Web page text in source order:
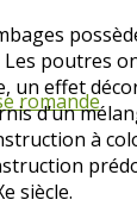
romande
poutres
un effet
d’un
à
siècle.